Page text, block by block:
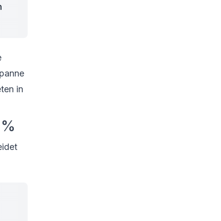
in